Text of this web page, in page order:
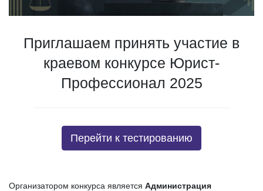
Приглашаем принять участие в
краевом конкурсе Юрист-
Профессионал 2025
Перейти к тестированию
Организатором конкурса является Администрация